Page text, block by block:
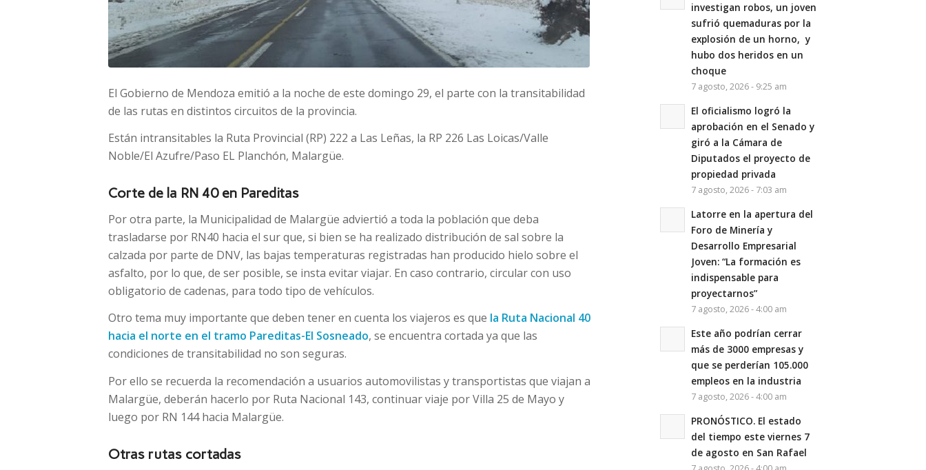
El Gobierno de Mendoza emitió a la noche de este domingo 29, el parte con la transitabilidad
de las rutas en distintos circuitos de la provincia.
Están intransitables la Ruta Provincial (RP) 222 a Las Leñas, la RP 226 Las Loicas/Valle
Noble/El Azufre/Paso EL Planchón, Malargüe.
Corte de la RN 40 en Pareditas
Por otra parte, la Municipalidad de Malargüe adviertió a toda la población que deba
trasladarse por RN40 hacia el sur que, si bien se ha realizado distribución de sal sobre la
calzada por parte de DNV, las bajas temperaturas registradas han producido hielo sobre el
asfalto, por lo que, de ser posible, se insta evitar viajar. En caso contrario, circular con uso
obligatorio de cadenas, para todo tipo de vehículos.
Otro tema muy importante que deben tener en cuenta los viajeros es que la Ruta Nacional 40
hacia el norte en el tramo Pareditas-El Sosneado, se encuentra cortada ya que las
condiciones de transitabilidad no son seguras.
Por ello se recuerda la recomendación a usuarios automovilistas y transportistas que viajan a
Malargüe, deberán hacerlo por Ruta Nacional 143, continuar viaje por Villa 25 de Mayo y
luego por RN 144 hacia Malargüe.
Otras rutas cortadas
investigan robos, un joven
sufrió quemaduras por la
explosión de un horno, y
hubo dos heridos en un
choque
7 agosto, 2026 - 9:25 am
El oficialismo logró la
aprobación en el Senado y
giró a la Cámara de
Diputados el proyecto de
propiedad privada
7 agosto, 2026 - 7:03 am
Latorre en la apertura del
Foro de Minería y
Desarrollo Empresarial
Joven: “La formación es
indispensable para
proyectarnos”
7 agosto, 2026 - 4:00 am
Este año podrían cerrar
más de 3000 empresas y
que se perderían 105.000
empleos en la industria
7 agosto, 2026 - 4:00 am
PRONÓSTICO. El estado
del tiempo este viernes 7
de agosto en San Rafael